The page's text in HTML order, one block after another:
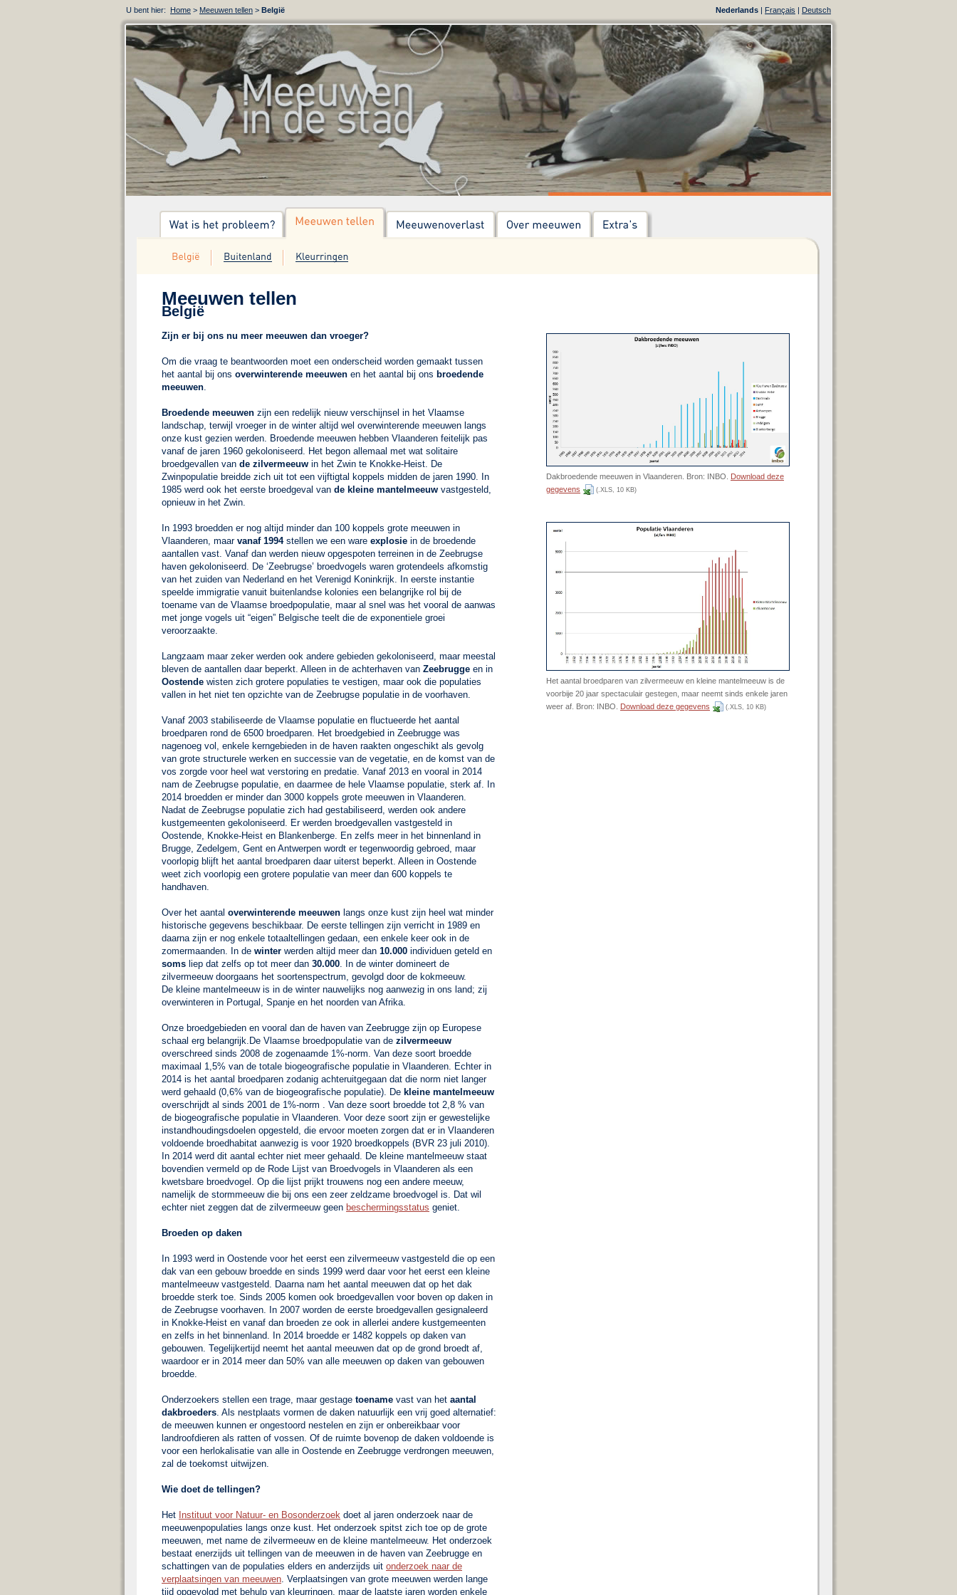
U bent hier: Home > Meeuwen tellen > België Nederlands | Français | Deutsch
Meeuwen tellen
België
Zijn er bij ons nu meer meeuwen dan vroeger?
Om die vraag te beantwoorden moet een onderscheid worden gemaakt tussen
het aantal bij ons overwinterende meeuwen en het aantal bij ons broedende
meeuwen.
Broedende meeuwen zijn een redelijk nieuw verschijnsel in het Vlaamse
landschap, terwijl vroeger in de winter altijd wel overwinterende meeuwen langs
onze kust gezien werden. Broedende meeuwen hebben Vlaanderen feitelijk pas
vanaf de jaren 1960 gekoloniseerd. Het begon allemaal met wat solitaire
broedgevallen van de zilvermeeuw in het Zwin te Knokke-Heist. De
Zwinpopulatie breidde zich uit tot een vijftigtal koppels midden de jaren 1990. In
1985 werd ook het eerste broedgeval van de kleine mantelmeeuw vastgesteld,
opnieuw in het Zwin.
In 1993 broedden er nog altijd minder dan 100 koppels grote meeuwen in
Vlaanderen, maar vanaf 1994stellen we een ware explosie in de broedende
aantallen vast. Vanaf dan werden nieuw opgespoten terreinen in de Zeebrugse
haven gekoloniseerd. De ‘Zeebrugse’ broedvogels waren grotendeels afkomstig
van het zuiden van Nederland en het Verenigd Koninkrijk. In eerste instantie
speelde immigratie vanuit buitenlandse kolonies een belangrijke rol bij de
toename van de Vlaamse broedpopulatie, maar al snel was het vooral de aanwas
met jonge vogels uit “eigen” Belgische teelt die de exponentiele groei
veroorzaakte.
Langzaam maar zeker werden ook andere gebieden gekoloniseerd, maar meestal
bleven de aantallen daar beperkt. Alleen in de achterhaven van Zeebrugge en in
Oostende wisten zich grotere populaties te vestigen, maar ook die populaties
vallen in het niet ten opzichte van de Zeebrugse populatie in de voorhaven.
Vanaf 2003 stabiliseerde de Vlaamse populatie en fluctueerde het aantal
broedparen rond de 6500 broedparen. Het broedgebied in Zeebrugge was
nagenoeg vol, enkele kerngebieden in de haven raakten ongeschikt als gevolg
van grote structurele werken en successie van de vegetatie, en de komst van de
vos zorgde voor heel wat verstoring en predatie. Vanaf 2013 en vooral in 2014
nam de Zeebrugse populatie, en daarmee de hele Vlaamse populatie, sterk af. In
2014 broedden er minder dan 3000 koppels grote meeuwen in Vlaanderen.
Nadat de Zeebrugse populatie zich had gestabiliseerd, werden ook andere
kustgemeenten gekoloniseerd. Er werden broedgevallen vastgesteld in
Oostende, Knokke-Heist en Blankenberge. En zelfs meer in het binnenland in
Brugge, Zedelgem, Gent en Antwerpen wordt er tegenwoordig gebroed, maar
voorlopig blijft het aantal broedparen daar uiterst beperkt. Alleen in Oostende
weet zich voorlopig een grotere populatie van meer dan 600 koppels te
handhaven.
Over het aantal overwinterende meeuwen langs onze kust zijn heel wat minder
historische gegevens beschikbaar. De eerste tellingen zijn verricht in 1989 en
daarna zijn er nog enkele totaaltellingen gedaan, een enkele keer ook in de
zomermaanden. In de winter werden altijd meer dan 10.000 individuen geteld en
soms liep dat zelfs op tot meer dan 30.000. In de winter domineert de
zilvermeeuw doorgaans het soortenspectrum, gevolgd door de kokmeeuw.
De kleine mantelmeeuw is in de winter nauwelijks nog aanwezig in ons land; zij
overwinteren in Portugal, Spanje en het noorden van Afrika.
Onze broedgebieden en vooral dan de haven van Zeebrugge zijn op Europese
schaal erg belangrijk.De Vlaamse broedpopulatie van de zilvermeeuw
overschreed sinds 2008 de zogenaamde 1%-norm. Van deze soort broedde
maximaal 1,5% van de totale biogeografische populatie in Vlaanderen. Echter in
2014 is het aantal broedparen zodanig achteruitgegaan dat die norm niet langer
werd gehaald (0,6% van de biogeografische populatie). De kleine mantelmeeuw
overschrijdt al sinds 2001 de 1%-norm . Van deze soort broedde tot 2,8 % van
de biogeografische populatie in Vlaanderen. Voor deze soort zijn er gewestelijke
instandhoudingsdoelen opgesteld, die ervoor moeten zorgen dat er in Vlaanderen
voldoende broedhabitat aanwezig is voor 1920 broedkoppels (BVR 23 juli 2010).
In 2014 werd dit aantal echter niet meer gehaald. De kleine mantelmeeuw staat
bovendien vermeld op de Rode Lijst van Broedvogels in Vlaanderen als een
kwetsbare broedvogel. Op die lijst prijkt trouwens nog een andere meeuw,
namelijk de stormmeeuw die bij ons een zeer zeldzame broedvogel is. Dat wil
echter niet zeggen dat de zilvermeeuw geen beschermingsstatus geniet.
Broeden op daken
In 1993 werd in Oostende voor het eerst een zilvermeeuw vastgesteld die op een
dak van een gebouw broedde en sinds 1999 werd daar voor het eerst een kleine
mantelmeeuw vastgesteld. Daarna nam het aantal meeuwen dat op het dak
broedde sterk toe. Sinds 2005 komen ook broedgevallen voor boven op daken in
de Zeebrugse voorhaven. In 2007 worden de eerste broedgevallen gesignaleerd
in Knokke-Heist en vanaf dan broeden ze ook in allerlei andere kustgemeenten
en zelfs in het binnenland. In 2014 broedde er 1482 koppels op daken van
gebouwen. Tegelijkertijd neemt het aantal meeuwen dat op de grond broedt af,
waardoor er in 2014 meer dan 50% van alle meeuwen op daken van gebouwen
broedde.
Onderzoekers stellen een trage, maar gestage toename vast van het aantal
dakbroeders. Als nestplaats vormen de daken natuurlijk een vrij goed alternatief:
de meeuwen kunnen er ongestoord nestelen en zijn er onbereikbaar voor
landroofdieren als ratten of vossen. Of de ruimte bovenop de daken voldoende is
voor een herlokalisatie van alle in Oostende en Zeebrugge verdrongen meeuwen,
zal de toekomst uitwijzen.
Wie doet de tellingen?
Het Instituut voor Natuur- en Bosonderzoek doet al jaren onderzoek naar de
meeuwenpopulaties langs onze kust. Het onderzoek spitst zich toe op de grote
meeuwen, met name de zilvermeeuw en de kleine mantelmeeuw. Het onderzoek
bestaat enerzijds uit tellingen van de meeuwen in de haven van Zeebrugge en
schattingen van de populaties elders en anderzijds uit onderzoek naar de
verplaatsingen van meeuwen. Verplaatsingen van grote meeuwen werden lange
tijd opgevolgd met behulp van kleurringen, maar de laatste jaren worden enkele
Dakbroedende meeuwen in Vlaanderen. Bron: INBO. Download deze
gegevens
(.XLS, 10 KB)
Het aantal broedparen van zilvermeeuw en kleine mantelmeeuw is de
voorbije 20 jaar spectaculair gestegen, maar neemt sinds enkele jaren
weer af. Bron: INBO.
Download deze gegevens (.XLS, 10 KB)